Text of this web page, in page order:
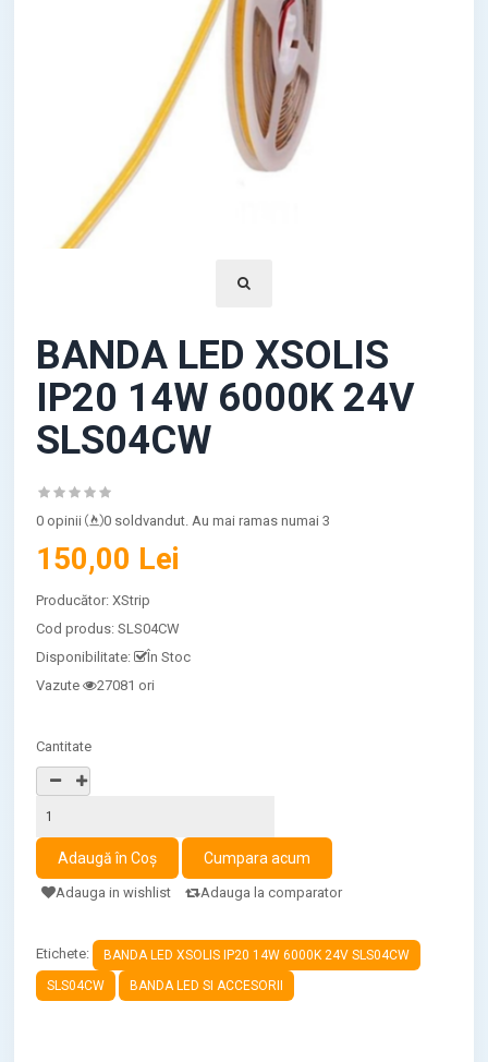
BANDA LED XSOLIS
IP20 14W 6000K 24V
SLS04CW
0 opinii 0 soldvandut. Au mai ramas numai 3
150,00 Lei
Producător:XStrip
Cod produs:SLS04CW
Disponibilitate:
În Stoc
Vazute
27081 ori
Cantitate
Adauga in wishlist Adauga la comparator
Etichete:
BANDA LED XSOLIS IP20 14W 6000K 24V SLS04CW
SLS04CW
BANDA LED SI ACCESORII